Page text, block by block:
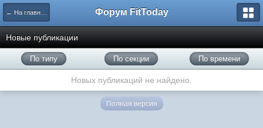
← На главную Форум FitToday
Новые публикации
По типу По секции По времени
Новых публикаций не найдено.
Полная версия